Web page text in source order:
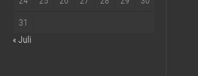
31
« Juli